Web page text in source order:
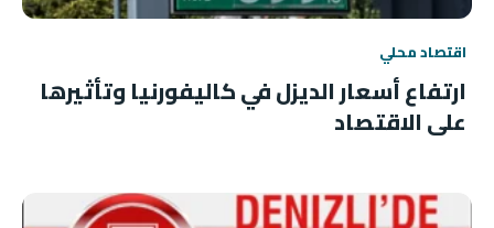
اقتصاد محلي
ارتفاع أسعار الديزل في كاليفورنيا وتأثيرها
على الاقتصاد